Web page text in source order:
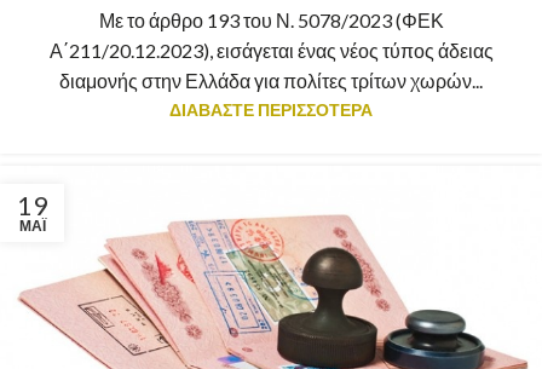
Με το άρθρο 193 του Ν. 5078/2023 (ΦΕΚ
Α΄211/20.12.2023), εισάγεται ένας νέος τύπος άδειας
διαμονής στην Ελλάδα για πολίτες τρίτων χωρών...
ΔΙΑΒΑΣΤΕ ΠΕΡΙΣΣΟΤΕΡΑ
19
ΜΆΙ